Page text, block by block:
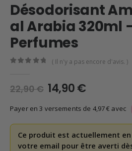
Désodorisant
al Arabia 320ml
Perfumes
( Il n'y a pas encore d'avis. )
22,90€ Le
prix
initial
était :
22,90 €.
14,90€Le
actuel
est :
14,90 €.
Payer en 3 versements de 4,97€ avec
Ce produit est actuellement
votre email pour être averti